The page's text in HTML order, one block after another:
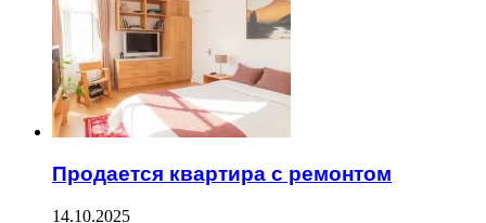
Продается квартира с ремонтом
14.10.2025